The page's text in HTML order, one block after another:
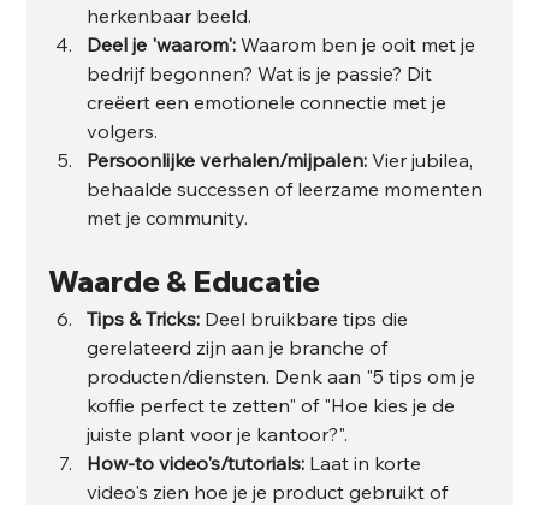
herkenbaar beeld.
Deel je 'waarom': Waarom ben je ooit met je
bedrijf begonnen? Wat is je passie? Dit
creëert een emotionele connectie met je
volgers.
Persoonlijke verhalen/mijpalen: Vier jubilea,
behaalde successen of leerzame momenten
met je community.
Waarde & Educatie
Tips & Tricks: Deel bruikbare tips die
gerelateerd zijn aan je branche of
producten/diensten. Denk aan "5 tips om je
koffie perfect te zetten" of "Hoe kies je de
juiste plant voor je kantoor?".
How-to video's/tutorials: Laat in korte
video's zien hoe je je product gebruikt of